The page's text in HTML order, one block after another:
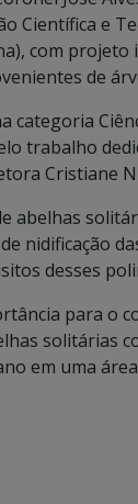
Científica e
com
de
categoria
trabalho
Cristiane
abelhas
nidificação
desses
para o
solitárias
em uma